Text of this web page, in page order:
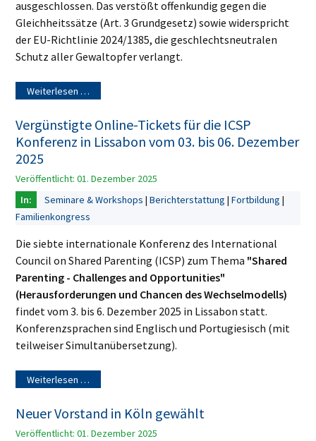
ausgeschlossen. Das verstößt offenkundig gegen die
Gleichheitssätze (Art. 3 Grundgesetz) sowie widerspricht
der EU-Richtlinie 2024/1385, die geschlechtsneutralen
Schutz aller Gewaltopfer verlangt.
Weiterlesen …
Vergünstigte Online-Tickets für die ICSP
Konferenz in Lissabon vom 03. bis 06. Dezember
2025
Veröffentlicht: 01. Dezember 2025
Seminare & Workshops Berichterstattung Fortbildung
Familienkongress
Die siebte internationale Konferenz des International
Council on Shared Parenting (ICSP) zum Thema "Shared
Parenting - Challenges and Opportunities"
(Herausforderungen und Chancen des Wechselmodells)
findet vom 3. bis 6. Dezember 2025 in Lissabon statt.
Konferenzsprachen sind Englisch und Portugiesisch (mit
teilweiser Simultanübersetzung).
Weiterlesen …
Neuer Vorstand in Köln gewählt
Veröffentlicht: 01. Dezember 2025